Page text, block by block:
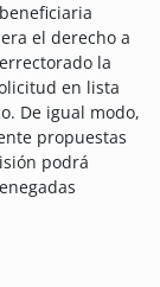
el derecho a
la
en lista
De igual modo,
propuestas
podrá